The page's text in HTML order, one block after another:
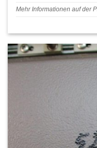
Mehr Informationen auf der